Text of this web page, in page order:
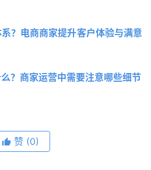
？电商商家提升客户体验与满意
？商家运营中需要注意哪些细节
赞 (0)